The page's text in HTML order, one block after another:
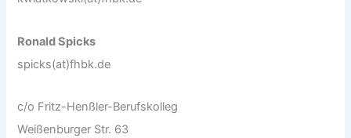
Ronald Spicks
spicks(at)fhbk.de
c/o Fritz-Henßler-Berufskolleg
Weißenburger Str. 63